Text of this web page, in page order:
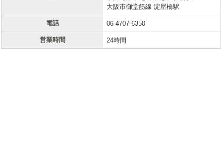
大阪市御堂筋線 淀屋橋駅
電話 06-4707-6350
営業時間 24時間